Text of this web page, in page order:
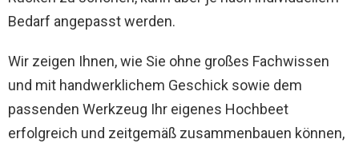
Bedarf angepasst werden.
Wir zeigen Ihnen, wie Sie ohne großes Fachwissen
und mit handwerklichem Geschick sowie dem
passenden Werkzeug Ihr eigenes Hochbeet
erfolgreich und zeitgemäß zusammenbauen können,